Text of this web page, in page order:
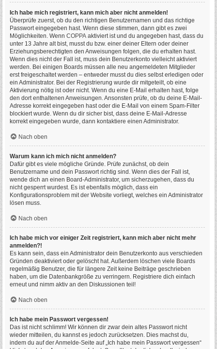
Ich habe mich registriert, kann mich aber nicht anmelden!
Überprüfe zuerst, ob du den richtigen Benutzernamen und das richtige
Passwort eingegeben hast. Wenn diese stimmen, dann gibt es zwei
Möglichkeiten. Wenn COPPA aktiviert ist und du angegeben hast, dass du
unter 13 Jahre alt bist, musst du bzw. einer deiner Eltern oder deiner
Erziehungsberechtigten den Anweisungen folgen, die du erhalten hast.
Wenn dies nicht der Fall ist, muss dein Benutzerkonto vielleicht aktiviert
werden. Bei einigen Boards müssen alle neu angemeldeten Mitglieder
erst freigeschaltet werden – entweder musst du dies selbst erledigen oder
ein Administrator. Bei der Registrierung wurde dir mitgeteilt, ob eine
Aktivierung nötig ist oder nicht. Wenn du eine E-Mail erhalten hast, folge
den dort enthaltenen Anweisungen. Ansonsten prüfe, ob du deine E-Mail-
Adresse korrekt eingegeben hast oder die E-Mail von einem Spam-Filter
blockiert wurde. Wenn du dir sicher bist, dass deine E-Mail-Adresse
korrekt eingegeben wurde, dann kontaktiere einen Administrator.
Nach oben
Warum kann ich mich nicht anmelden?
Dafür gibt es viele mögliche Gründe. Prüfe zunächst, ob dein
Benutzername und dein Passwort richtig sind. Wenn dies der Fall ist,
wende dich an einen Board-Administrator, um sicherzugehen, dass du
nicht gesperrt wurdest. Es ist ebenfalls möglich, dass ein
Konfigurationsproblem mit der Website vorliegt, welches ein Administrator
lösen muss.
Nach oben
Ich habe mich vor einiger Zeit registriert, kann mich aber nicht mehr
anmelden?!
Es kann sein, dass ein Administrator dein Benutzerkonto aus verschieden
Gründen deaktiviert oder gelöscht hat. Außerdem löschen viele Boards
regelmäßig Benutzer, die für längere Zeit keine Beiträge geschrieben
haben, um die Datenbankgröße zu verringern. Registriere dich einfach
erneut und nimm aktiv an den Diskussionen teil!
Nach oben
Ich habe mein Passwort vergessen!
Das ist nicht schlimm! Wir können dir zwar dein altes Passwort nicht
wieder mitteilen, du kannst es jedoch zurücksetzen. Dies machst du,
indem du auf der Anmelde-Seite auf „Ich habe mein Passwort vergessen“